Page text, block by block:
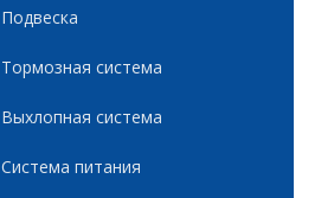
Подвеска
Тормозная система
Выхлопная система
Система питания